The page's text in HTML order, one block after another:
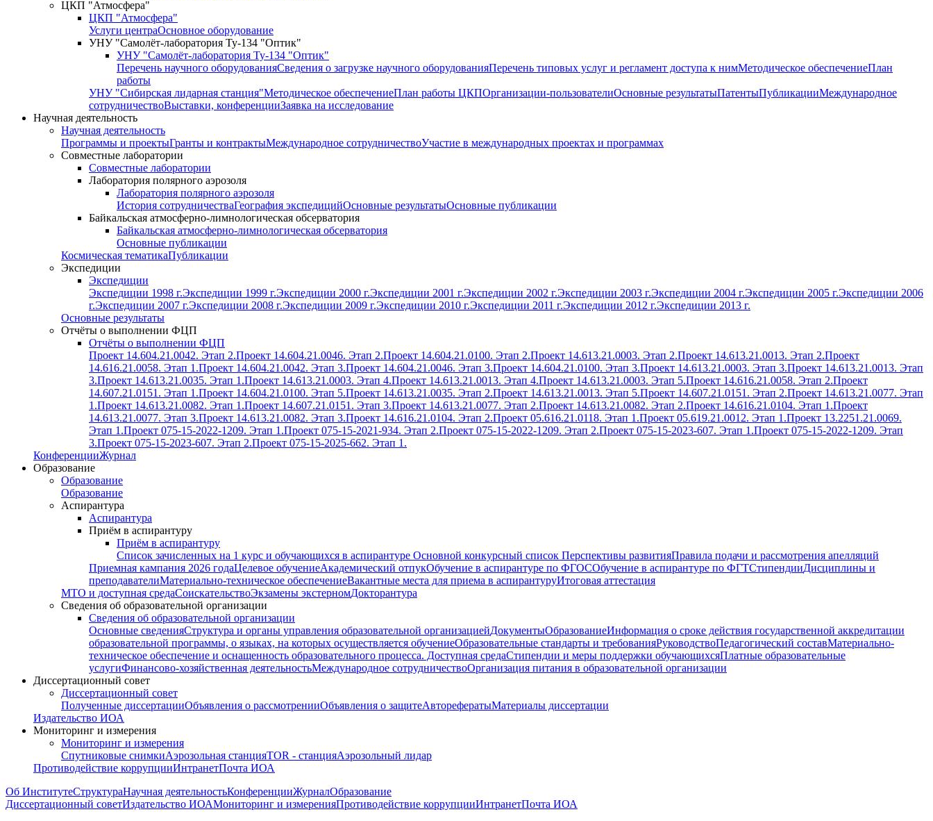
ЦКП "Атмосфера"
ЦКП "Атмосфера"
Услуги центраОсновное оборудование
УНУ "Самолёт-лаборатория Ту-134 "Оптик"
УНУ "Самолёт-лаборатория Ту-134 "Оптик"
Перечень научного оборудованияСведения о загрузке научного оборудованияПеречень типовых услуг и регламент доступа к нимМетодическое обеспечениеПлан
работы
УНУ "Сибирская лидарная станция"Методическое обеспечениеПлан работы ЦКПОрганизации-пользователиОсновные результатыПатентыПубликацииМеждународное
сотрудничествоВыставки, конференцииЗаявка на исследование
Научная деятельность
Научная деятельность
Программы и проектыГранты и контрактыМеждународное сотрудничествоУчастие в международных проектах и программах
Совместные лаборатории
Совместные лаборатории
Лаборатория полярного аэрозоля
Лаборатория полярного аэрозоля
История сотрудничестваГеография экспедицийОсновные результатыОсновные публикации
Байкальская атмосферно-лимнологическая обсерватория
Байкальская атмосферно-лимнологическая обсерватория
Основные публикации
Космическая тематикаПубликации
Экспедиции
Экспедиции
Экспедиции 1998 г.Экспедиции 1999 г.Экспедиции 2000 г.Экспедиции 2001 г.Экспедиции 2002 г.Экспедиции 2003 г.Экспедиции 2004 г.Экспедиции 2005 г.Экспедиции 2006
г.Экспедиции 2007 г.Экспедиции 2008 г.Экспедиции 2009 г.Экспедиции 2010 г.Экспедиции 2011 г.Экспедиции 2012 г.Экспедиции 2013 г.
Основные результаты
Отчёты о выполнении ФЦП
Отчёты о выполнении ФЦП
Проект 14.604.21.0042. Этап 2.Проект 14.604.21.0046. Этап 2.Проект 14.604.21.0100. Этап 2.Проект 14.613.21.0003. Этап 2.Проект 14.613.21.0013. Этап 2.Проект
14.616.21.0058. Этап 1.Проект 14.604.21.0042. Этап 3.Проект 14.604.21.0046. Этап 3.Проект 14.604.21.0100. Этап 3.Проект 14.613.21.0003. Этап 3.Проект 14.613.21.0013. Этап
3.Проект 14.613.21.0035. Этап 1.Проект 14.613.21.0003. Этап 4.Проект 14.613.21.0013. Этап 4.Проект 14.613.21.0003. Этап 5.Проект 14.616.21.0058. Этап 2.Проект
14.607.21.0151. Этап 1.Проект 14.604.21.0100. Этап 5.Проект 14.613.21.0035. Этап 2.Проект 14.613.21.0013. Этап 5.Проект 14.607.21.0151. Этап 2.Проект 14.613.21.0077. Этап
1.Проект 14.613.21.0082. Этап 1.Проект 14.607.21.0151. Этап 3.Проект 14.613.21.0077. Этап 2.Проект 14.613.21.0082. Этап 2.Проект 14.616.21.0104. Этап 1.Проект
14.613.21.0077. Этап 3.Проект 14.613.21.0082. Этап 3.Проект 14.616.21.0104. Этап 2.Проект 05.616.21.0118. Этап 1.Проект 05.619.21.0012. Этап 1.Проект 13.2251.21.0069.
Этап 1.Проект 075-15-2022-1209. Этап 1.Проект 075-15-2021-934. Этап 2.Проект 075-15-2022-1209. Этап 2.Проект 075-15-2023-607. Этап 1.Проект 075-15-2022-1209. Этап
3.Проект 075-15-2023-607. Этап 2.Проект 075-15-2025-662. Этап 1.
КонференцииЖурнал
Образование
Образование
Образование
Аспирантура
Аспирантура
Приём в аспирантуру
Приём в аспирантуру
Список зачисленных на 1 курс и обучающихся в аспирантуре Основной конкурсный список Перспективы развитияПравила подачи и рассмотрения апелляций
Приемная кампания 2026 годаЦелевое обучениеАкадемический отпукОбучение в аспирантуре по ФГОСОбучение в аспирантуре по ФГТСтипендииДисциплины и
преподавателиМатериально-техническое обеспечениеВакантные места для приема в аспирантуруИтоговая аттестация
МТО и доступная средаСоискательствоЭкзамены экстерномДокторантура
Сведения об образовательной организации
Сведения об образовательной организации
Основные сведенияСтруктура и органы управления образовательной организациейДокументыОбразованиеИнформация о сроке действия государственной аккредитации
образовательной программы, о языках, на которых осуществляется обучениеОбразовательные стандарты и требованияРуководствоПедагогический составМатериально-
техническое обеспечение и оснащенность образовательного процесса. Доступная средаСтипендии и меры поддержки обучающихсяПлатные образовательные
услугиФинансово-хозяйственная деятельностьМеждународное сотрудничествоОрганизация питания в образовательной организации
Диссертационный совет
Диссертационный совет
Полученные диссертацииОбъявления о рассмотренииОбъявления о защитеАвторефератыМатериалы диссертации
Издательство ИОА
Мониторинг и измерения
Мониторинг и измерения
Спутниковые снимкиАэрозольная станцияTOR - станцияАэрозольный лидар
Противодействие коррупцииИнтранетПочта ИОА
Об ИнститутеСтруктураНаучная деятельностьКонференцииЖурналОбразование
Диссертационный советИздательство ИОАМониторинг и измеренияПротиводействие коррупцииИнтранетПочта ИОА